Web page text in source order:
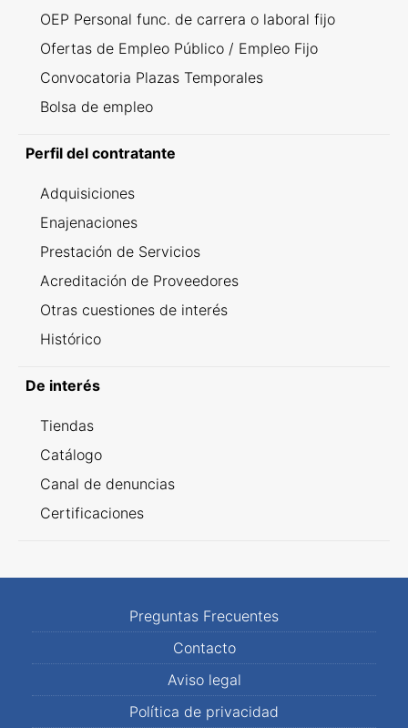
OEP Personal func. de carrera o laboral fijo
Ofertas de Empleo Público / Empleo Fijo
Convocatoria Plazas Temporales
Bolsa de empleo
Perfil del contratante
Adquisiciones
Enajenaciones
Prestación de Servicios
Acreditación de Proveedores
Otras cuestiones de interés
Histórico
De interés
Tiendas
Catálogo
Canal de denuncias
Certificaciones
Preguntas Frecuentes
Contacto
Aviso legal
Política de privacidad